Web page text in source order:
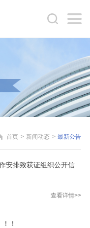
首页 > 新闻动态 > 最新公告
安排致获证组织公开信
查看详情>>
！